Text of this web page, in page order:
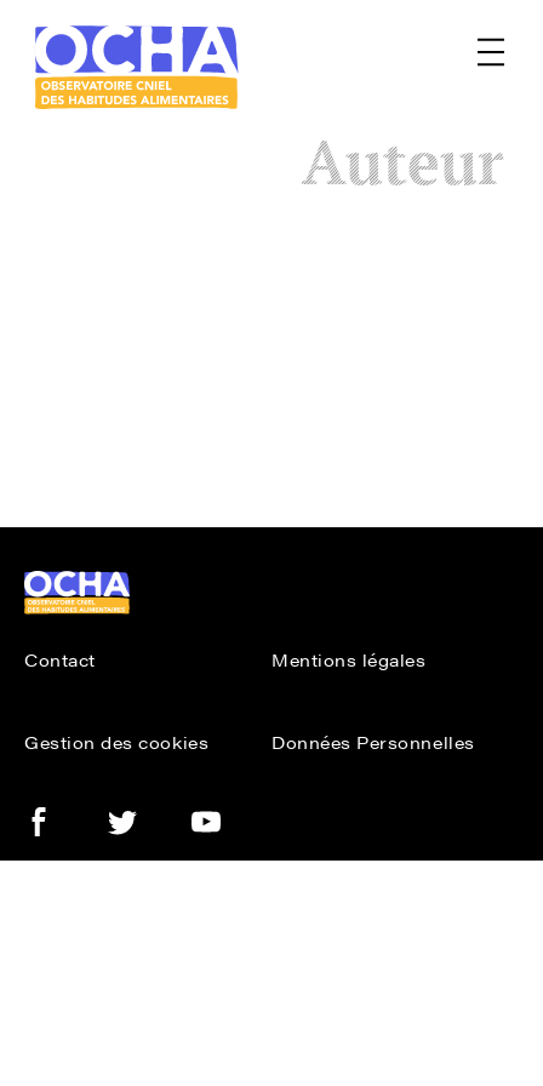
Menu
Auteur
Ocha
Contact Mentions légales
Gestion des cookies Données Personnelles
FacebookTwitter Youtube